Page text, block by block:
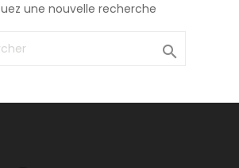
une nouvelle recherche
